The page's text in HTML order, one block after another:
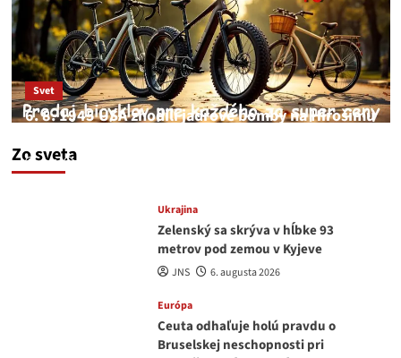
Zo sveta
Svet
6. 8. 1945 USA zhodili jadrové bomby na Hirošimu
JNS
Ukrajina
Zelenský sa skrýva v hĺbke 93
metrov pod zemou v Kyjeve
JNS 6. augusta 2026
Európa
Ceuta odhaľuje holú pravdu o
Bruselskej neschopnosti pri